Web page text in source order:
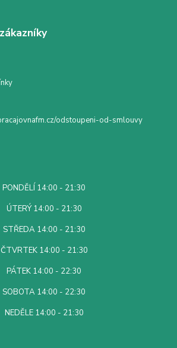
odstoupeni-od-smlouvy
PONDĚLÍ 14:00 - 21:30
ÚTERÝ 14:00 - 21:30
STŘEDA 14:00 - 21:30
ČTVRTEK 14:00 - 21:30
PÁTEK 14:00 - 22:30
SOBOTA 14:00 - 22:30
NEDĚLE 14:00 - 21:30